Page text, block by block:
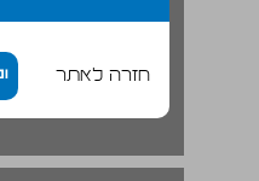
חזרה לאתר